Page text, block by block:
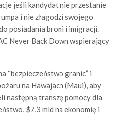
jeśli kandydat nie przestanie
i nie złagodzi swojego
posiadania broni i imigracji.
Never Back Down wspierający
“bezpieczeństwo granic” i
na Hawajach (Maui), aby
następną transzę pomocy dla
$7,3 mld na ekonomię i